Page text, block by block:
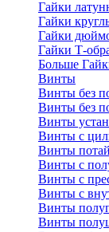
Гайки
Гайки
Гайки
Гайки Т-
Больше
Винты
Винты без
Винты без
Винты
Винты с
Винты
Винты с
Винты с
Винты с
Винты
Винты